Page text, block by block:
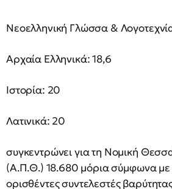
Νεοελληνική Γλώσσα &
Αρχαία Ελληνικά: 18,6
Ιστορία: 20
Λατινικά: 20
συγκεντρώνει για τη Νομική
(Α.Π.Θ.) 18.680 μόρια σύμφωνα με
ορισθέντες συντελεστές